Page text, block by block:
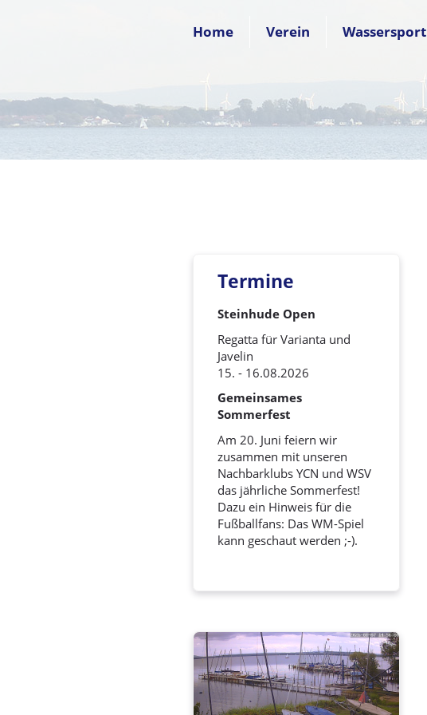
Termine
Steinhude Open
Regatta für Varianta und
Javelin
15. - 16.08.2026
Gemeinsames
Sommerfest
Am 20. Juni feiern wir
zusammen mit unseren
Nachbarklubs YCN und WSV
das jährliche Sommerfest!
Dazu ein Hinweis für die
Fußballfans: Das WM-Spiel
kann geschaut werden ;-).
Home Verein Wassersport